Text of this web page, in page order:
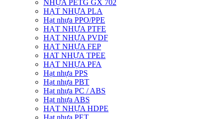
NHỰA PETG GX 702
HẠT NHỰA PLA
Hạt nhựa PPO/PPE
HẠT NHỰA PTFE
HẠT NHỰA PVDF
HẠT NHỰA FEP
HAT NHỰA TPEE
HẠT NHỰA PFA
Hạt nhựa PPS
Hạt nhựa PBT
Hạt nhựa PC / ABS
Hạt nhựa ABS
HẠT NHỰA HDPE
Hạt nhựa PET